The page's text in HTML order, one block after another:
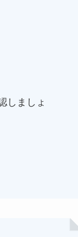
しましょ